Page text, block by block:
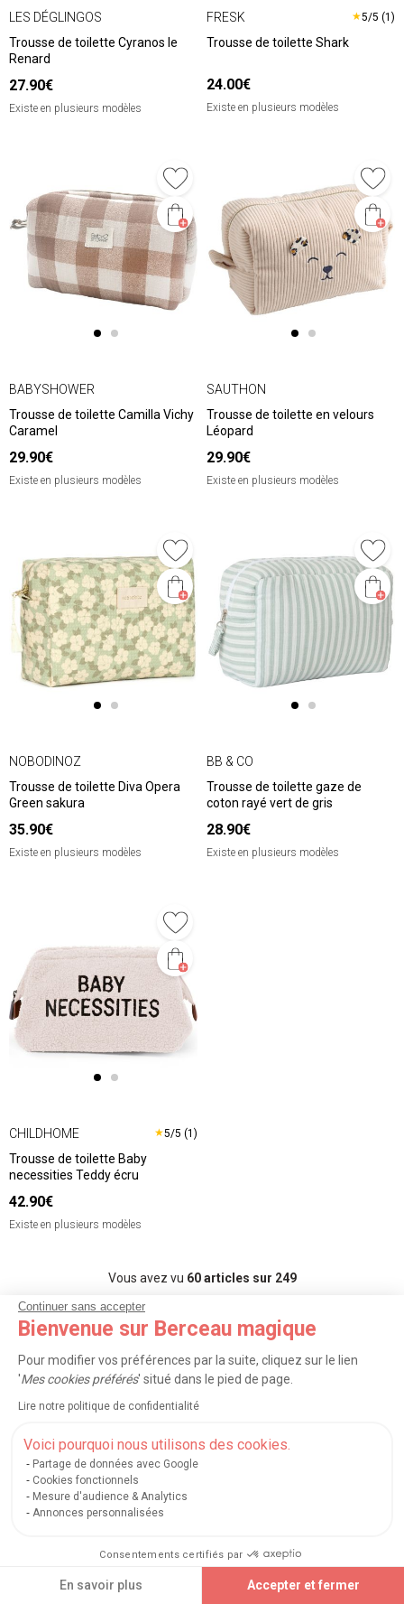
Continuer sans accepter
Bienvenue sur Berceau magique
Pour modifier vos préférences par la suite, cliquez sur le lien
'Mes cookies préférés' situé dans le pied de page.
Lire notre politique de confidentialité
Voici pourquoi nous utilisons des cookies.
Partage de données avec Google
Cookies fonctionnels
Mesure d'audience & Analytics
Annonces personnalisées
Consentements certifiés par
En savoir plus Accepter et fermer
LES DÉGLINGOS
Trousse de toilette Cyranos le
Renard
27.90€
Existe en plusieurs modèles
FRESK ★5/5 (1)
Trousse de toilette Shark
24.00€
Existe en plusieurs modèles
BABYSHOWER
Trousse de toilette Camilla Vichy
Caramel
29.90€
Existe en plusieurs modèles
SAUTHON
Trousse de toilette en velours
Léopard
29.90€
Existe en plusieurs modèles
NOBODINOZ
Trousse de toilette Diva Opera
Green sakura
35.90€
Existe en plusieurs modèles
BB & CO
Trousse de toilette gaze de
coton rayé vert de gris
28.90€
Existe en plusieurs modèles
CHILDHOME ★5/5 (1)
Trousse de toilette Baby
necessities Teddy écru
42.90€
Existe en plusieurs modèles
Vous avez vu 60articles sur 249
Afficher plus d’articles
TRIER
Découvrez toutes nos marques du